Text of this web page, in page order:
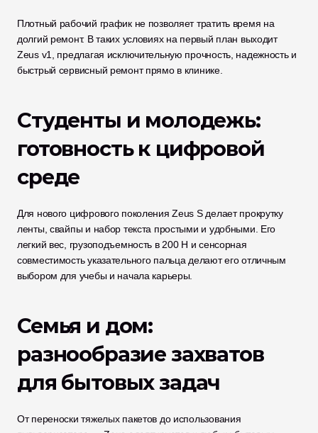
Плотный рабочий график не позволяет тратить время на
долгий ремонт. В таких условиях на первый план выходит
Zeus v1, предлагая исключительную прочность, надежность и
быстрый сервисный ремонт прямо в клинике.
Студенты и молодежь:
готовность к цифровой
среде
Для нового цифрового поколения Zeus S делает прокрутку
ленты, свайпы и набор текста простыми и удобными. Его
легкий вес, грузоподъемность в 200 Н и сенсорная
совместимость указательного пальца делают его отличным
выбором для учебы и начала карьеры.
Семья и дом:
разнообразие захватов
для бытовых задач
От переноски тяжелых пакетов до использования